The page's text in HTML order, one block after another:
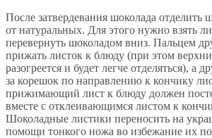
После затвердевания шоколада отделить
от натуральных. Для этого нужно взять
перевернуть шоколадом вниз. Пальцем
прижать листок к блюду (при этом
разогреется и будет легче отделяться), а
за корешок по направлению к кончику
прижимающий лист к блюду должен
вместе с отклеивающимся листом к
Шоколадные листики переносить на
помощи тонкого ножа во избежание их